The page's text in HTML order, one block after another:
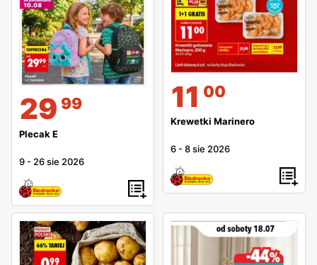
29 99
Plecak E
9 - 26 sie 2026
11 00
Krewetki Marinero
6 -8 sie 2026